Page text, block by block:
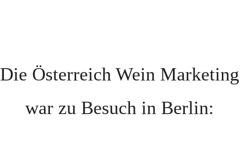
Die Österreich Wein Marketing
war zu Besuch in Berlin: